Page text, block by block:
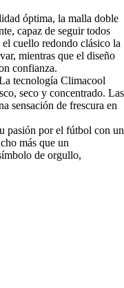
óptima, la malla doble
capaz de seguir todos
cuello redondo clásico la
mientras que el diseño
confianza.
tecnología Climacool
seco y concentrado. Las
sensación de frescura en
pasión por el fútbol con un
más que un
de orgullo,